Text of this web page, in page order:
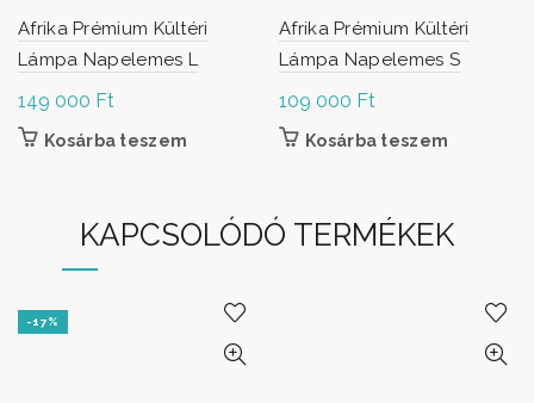
Afrika Prémium Kültéri
Lámpa Napelemes L
149 000 Ft
Kosárba teszem
Afrika Prémium Kültéri
Lámpa Napelemes S
109 000 Ft
Kosárba teszem
KAPCSOLÓDÓ TERMÉKEK
-17%